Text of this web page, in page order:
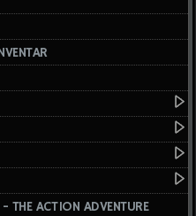
THE ACTION ADVENTURE